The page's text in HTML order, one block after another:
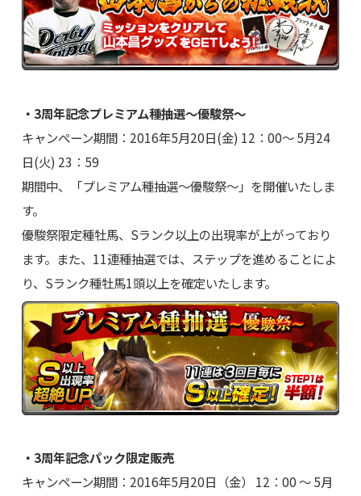
・3周年記念プレミアム種抽選～優駿祭～
キャンペーン期間：2016年5月20日(金) 12：00～ 5月24
日(火) 23：59
期間中、「プレミアム種抽選～優駿祭～」を開催いたしま
す。
優駿祭限定種牡馬、Sランク以上の出現率が上がっており
ます。また、11連種抽選では、ステップを進めることによ
り、Sランク種牡馬1頭以上を確定いたします。
・3周年記念パック限定販売
キャンペーン期間：2016年5月20日（金） 12：00 ～ 5月